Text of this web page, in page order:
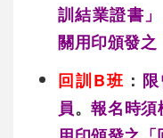
訓結業證書
關用印頒發之
回訓B班 ：
員。報名時